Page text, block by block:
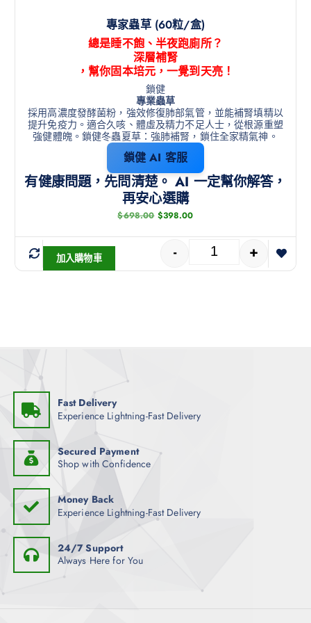
專家蟲草 (60粒/盒)
總是睡不飽、半夜跑廁所？
深層補腎
，幫你固本培元，一覺到天亮！
鎖健
專業蟲草
採用高濃度發酵菌粉，強效修復肺部氣管，並能補腎填精以
提升免疫力。適合久咳、體虛及精力不足人士，從根源重塑
強健體魄。鎖健冬蟲夏草：強肺補腎，鎖住全家精氣神。
鎖健 AI 客服
有健康問題，先問清楚。 AI 一定幫你解答，
再安心選購
$698.00 $398.00
- +
加入購物車
Fast Delivery
Experience Lightning-Fast Delivery
Secured Payment
Shop with Confidence
Money Back
Experience Lightning-Fast Delivery
24/7 Support
Always Here for You